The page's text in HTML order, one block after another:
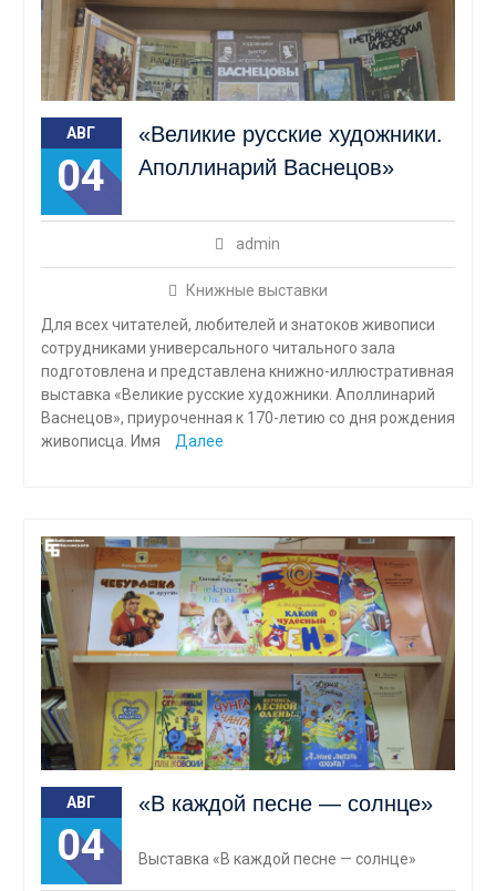
АВГ
04
«Великие русские художники.
Аполлинарий Васнецов»
admin
Книжные выставки
Для всех читателей, любителей и знатоков живописи
сотрудниками универсального читального зала
подготовлена и представлена книжно-иллюстративная
выставка «Великие русские художники. Аполлинарий
Васнецов», приуроченная к 170-летию со дня рождения
живописца. Имя
Далее
АВГ
04
«В каждой песне — солнце»
Выставка «В каждой песне — солнце»